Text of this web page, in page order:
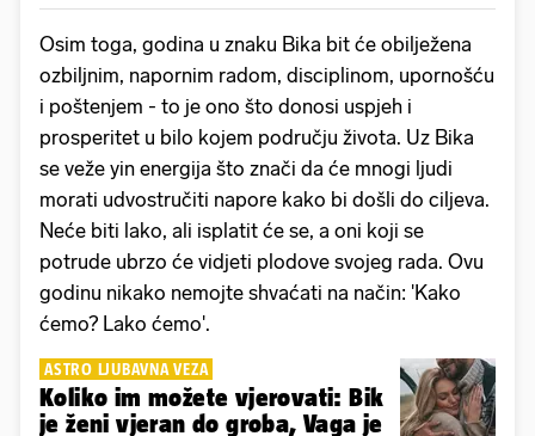
Osim toga, godina u znaku Bika bit će obilježena
ozbiljnim, napornim radom, disciplinom, upornošću
i poštenjem - to je ono što donosi uspjeh i
prosperitet u bilo kojem području života. Uz Bika
se veže yin energija što znači da će mnogi ljudi
morati udvostručiti napore kako bi došli do ciljeva.
Neće biti lako, ali isplatit će se, a oni koji se
potrude ubrzo će vidjeti plodove svojeg rada. Ovu
godinu nikako nemojte shvaćati na način: 'Kako
ćemo? Lako ćemo'.
ASTRO LJUBAVNA VEZA
Koliko im možete vjerovati: Bik
je ženi vjeran do groba, Vaga je